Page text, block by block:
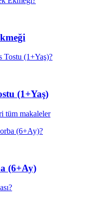
(1+Yaş)
tüm makaleler
(6+Ay)